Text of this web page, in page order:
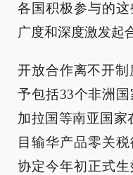
各国积极参与的
广度和深度激发起
开放合作离不开
予包括33个非洲
加拉国等南亚国家
目输华产品零关
协定今年初正式